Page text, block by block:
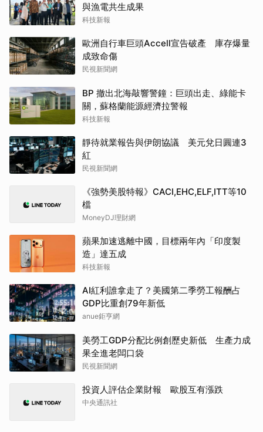
與漁電共生成果
科技新報
歐洲自行車巨頭Accell宣告破產 庫存爆量
成致命傷
民視新聞網
BP 撤出北海敲響警鐘：巨頭出走、綠能卡
關，蘇格蘭能源經濟拉警報
科技新報
靜待就業報告與伊朗協議 美元兌日圓連3
紅
民視新聞網
《強勢美股特報》CACI,EHC,ELF,ITT等10
檔
MoneyDJ理財網
蘋果加速逃離中國，目標兩年內「印度製
造」達五成
科技新報
AI紅利誰拿走了？美國第二季勞工報酬占
GDP比重創79年新低
anue鉅亨網
美勞工GDP分配比例創歷史新低 生產力成
果全進老闆口袋
民視新聞網
投資人評估企業財報 歐股互有漲跌
中央通訊社